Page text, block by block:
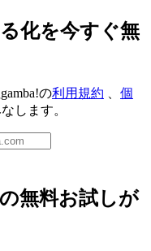
化を今すぐ無
の利用規約 、 個
します。
無料お試しが